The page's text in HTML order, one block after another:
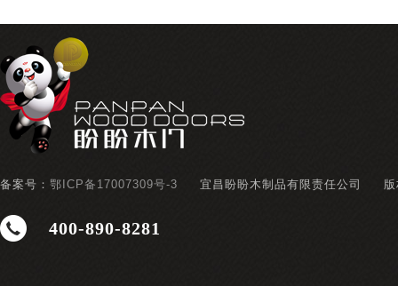
备案号： 鄂ICP备17007309号-3 宜昌盼盼木制品有限责任公司
400-890-8281